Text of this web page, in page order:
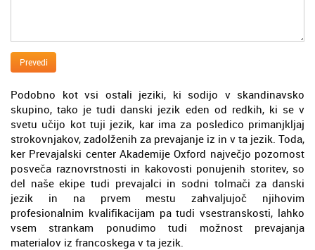
Prevedi
Podobno kot vsi ostali jeziki, ki sodijo v skandinavsko
skupino, tako je tudi danski jezik eden od redkih, ki se v
svetu učijo kot tuji jezik, kar ima za posledico primanjkljaj
strokovnjakov, zadolženih za prevajanje iz in v ta jezik. Toda,
ker Prevajalski center Akademije Oxford največjo pozornost
posveča raznovrstnosti in kakovosti ponujenih storitev, so
del naše ekipe tudi prevajalci in sodni tolmači za danski
jezik in na prvem mestu zahvaljujoč njihovim
profesionalnim kvalifikacijam pa tudi vsestranskosti, lahko
vsem strankam ponudimo tudi možnost prevajanja
materialov iz francoskega v ta jezik.